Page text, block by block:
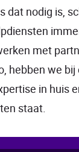
dat nodig is,
met
hebben we
in huis
staat.